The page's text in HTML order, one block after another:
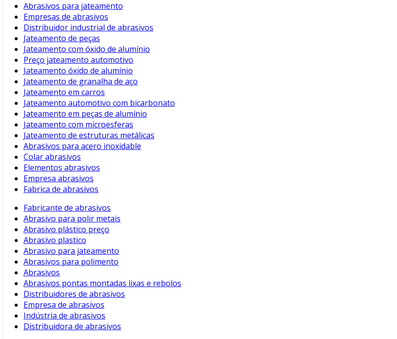
Abrasivos para jateamento
Empresas de abrasivos
Distribuidor industrial de abrasivos
Jateamento de peças
Jateamento com óxido de alumínio
Preço jateamento automotivo
Jateamento óxido de alumínio
Jateamento de granalha de aço
Jateamento em carros
Jateamento automotivo com bicarbonato
Jateamento em peças de alumínio
Jateamento com microesferas
Jateamento de estruturas metálicas
Abrasivos para acero inoxidable
Colar abrasivos
Elementos abrasivos
Empresa abrasivos
Fabrica de abrasivos
Fabricante de abrasivos
Abrasivo para polir metais
Abrasivo plástico preço
Abrasivo plastico
Abrasivo para jateamento
Abrasivos para polimento
Abrasivos
Abrasivos pontas montadas lixas e rebolos
Distribuidores de abrasivos
Empresa de abrasivos
Indústria de abrasivos
Distribuidora de abrasivos